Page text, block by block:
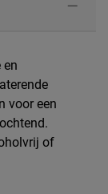
en
voor een
of